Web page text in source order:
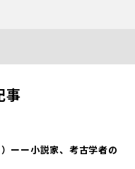
事
ーー小説家、考古学者の